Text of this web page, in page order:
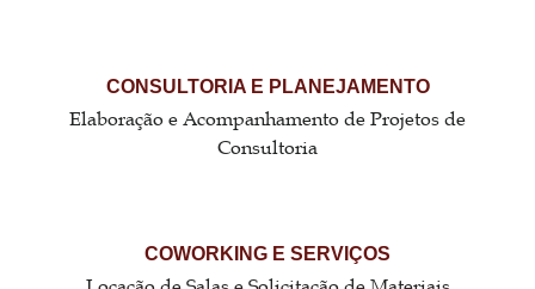
CONSULTORIA E PLANEJAMENTO
Elaboração e Acompanhamento de Projetos de
Consultoria
COWORKING E SERVIÇOS